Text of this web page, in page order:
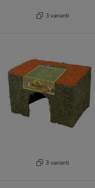
3 varianti
3 varianti